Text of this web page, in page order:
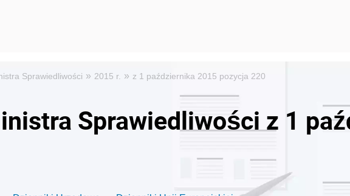
Sprawiedliwości » 2015 r. » z 1 października 2015 pozycja 220
Sprawiedliwości z 1